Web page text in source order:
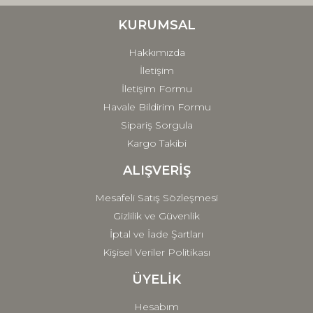
Ürün fiyatı diğer sitelerden daha pahalı.
Gönder
KURUMSAL
Hakkımızda
İletişim
İletişim Formu
Havale Bildirim Formu
Sipariş Sorgula
Kargo Takibi
ALIŞVERİŞ
Mesafeli Satış Sözleşmesi
Gizlilik ve Güvenlik
İptal ve İade Şartları
Kişisel Veriler Politikası
ÜYELİK
Hesabım